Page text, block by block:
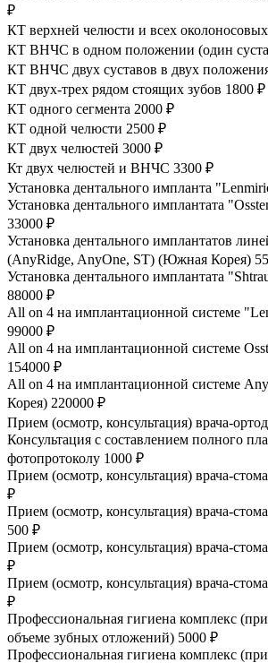
₽
КТ верхней челюсти и всех
КТ ВНЧС в одном положении (один
КТ ВНЧС двух суставов в двух
КТ двух-трех рядом стоящих зубов 1800 ₽
КТ одного сегмента 2000 ₽
КТ одной челюсти 2500 ₽
КТ двух челюстей 3000 ₽
Кт двух челюстей и ВНЧС 3300 ₽
Установка дентального импланта
Установка дентального имплантата
33000 ₽
Установка дентального имплантатов
(AnyRidge, AnyOne, ST) (Южная Корея)
Установка дентального имплантата
88000 ₽
All on 4 на имплантационной системе
99000 ₽
All on 4 на имплантационной системе
154000 ₽
All on 4 на имплантационной системе
Корея) 220000 ₽
Прием (осмотр, консультация) врача-
Консультация с составлением полного
фотопротоколу 1000 ₽
Прием (осмотр, консультация) врача-
₽
Прием (осмотр, консультация) врача-
500 ₽
Прием (осмотр, консультация) врача-
₽
Прием (осмотр, консультация) врача-
₽
Профессиональная гигиена комплекс
объеме зубных отложений) 5000 ₽
Профессиональная гигиена комплекс